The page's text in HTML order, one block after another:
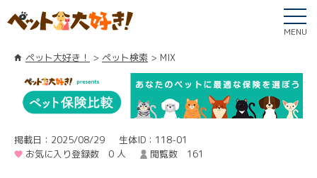
MENU
ペット大好き！ ペット検索 MIX
掲載日：2025/08/29
生体ID：118-01
お気に入り登録数 0 人
閲覧数 161